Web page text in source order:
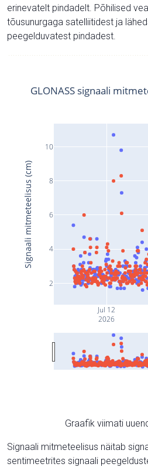
erinevatelt pindadelt. Põhilised
tõusunurgaga satelliitidest ja
peegelduvatest pindadest.
Jul 12
2026
2
4
6
8
10
GLONASS signaali
Signaali mitmeteelisus (cm)
Graafik viimati
Signaali mitmeteelisus näitab
sentimeetrites signaali